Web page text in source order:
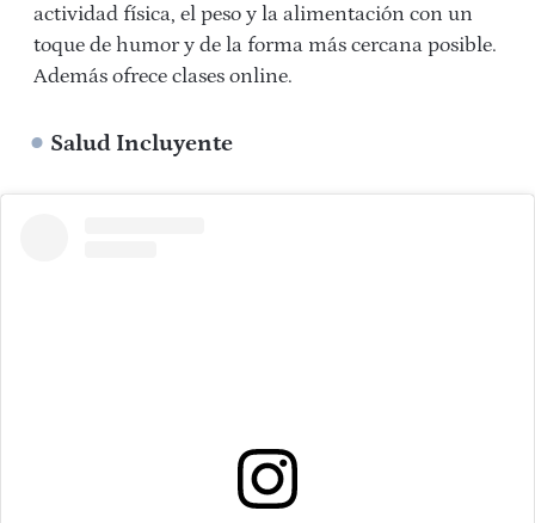
actividad física, el peso y la alimentación con un
toque de humor y de la forma más cercana posible.
Además ofrece clases online.
Salud Incluyente